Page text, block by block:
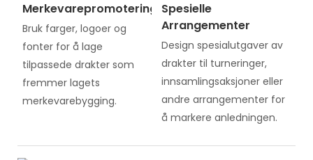
Merkevarepromotering
Bruk farger, logoer og
fonter for å lage
tilpassede drakter som
fremmer lagets
merkevarebygging.
Spesielle
Arrangementer
Design spesialutgaver av
drakter til turneringer,
innsamlingsaksjoner eller
andre arrangementer for
å markere anledningen.